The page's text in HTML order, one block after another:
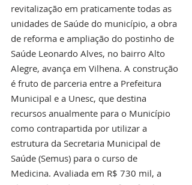
revitalização em praticamente todas as
unidades de Saúde do município, a obra
de reforma e ampliação do postinho de
Saúde Leonardo Alves, no bairro Alto
Alegre, avança em Vilhena. A construção
é fruto de parceria entre a Prefeitura
Municipal e a Unesc, que destina
recursos anualmente para o Município
como contrapartida por utilizar a
estrutura da Secretaria Municipal de
Saúde (Semus) para o curso de
Medicina. Avaliada em R$ 730 mil, a